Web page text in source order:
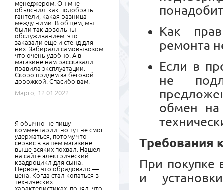
Как
ремонта
Если в
не
обмен
Требования
При покупке
и
менеджером. Он мне
объяснил, как подобрать
гантели, какая разница
между ними. В общем, мы
были так довольны
обслуживанием, что
заказали еще и стенд для
них. Забирали самовывозом,
что очень удобно. А в
магазине нам рассказали
правила эксплуатации.
Скоро придем за беговой
дорожкой. Спасибо вам.
Марго,
12.01.2022
Я обычно не пишу
комментарии, но тут не смог
удержаться, потому что
сервис в вашем магазине
выше всяких похвал. Нашел
на сайте электрический
квадроцикл для сына.
Первое, что обрадовало —
цена. Когда стал копаться в
технических
характеристиках, понял, что